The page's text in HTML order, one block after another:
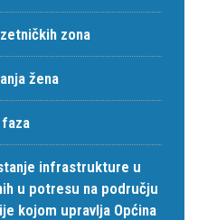
zona
žena
faza
infrastrukture u
u potresu na području
kojom upravlja Općina